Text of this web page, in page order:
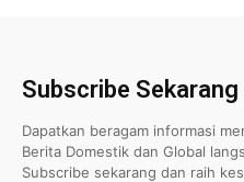
Subscribe Sekarang
Dapatkan beragam informasi
Berita Domestik dan Global
Subscribe sekarang dan raih